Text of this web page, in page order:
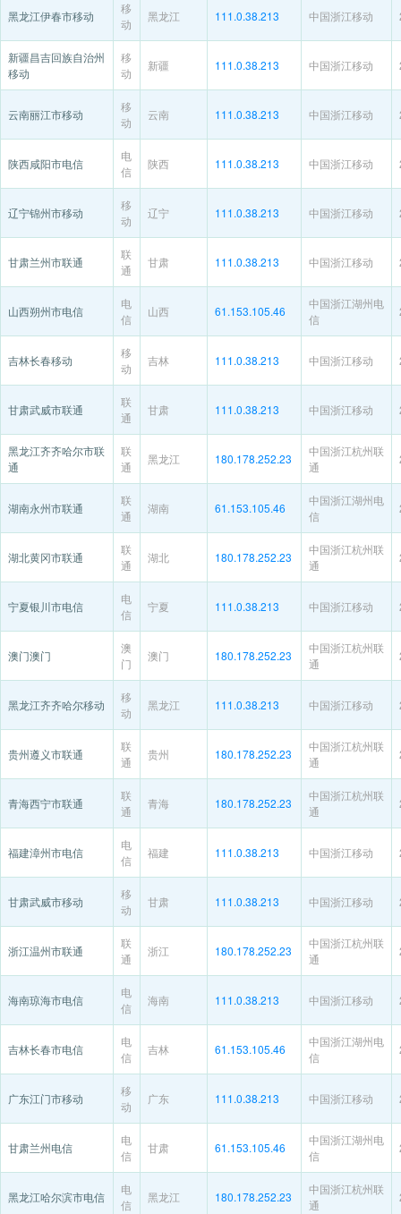
黑龙江伊春市移动
移
动
黑龙江 111.0.38.213 中国浙江移动
新疆昌吉回族自治州
移动
移
动
新疆 111.0.38.213 中国浙江移动
云南丽江市移动
移
动
云南 111.0.38.213 中国浙江移动
陕西咸阳市电信
电
信
陕西 111.0.38.213 中国浙江移动
辽宁锦州市移动
移
动
辽宁 111.0.38.213 中国浙江移动
甘肃兰州市联通
联
通
甘肃 111.0.38.213 中国浙江移动
山西朔州市电信
电
信
山西 61.153.105.46
中国浙江湖州电
信
吉林长春移动
移
动
吉林 111.0.38.213 中国浙江移动
甘肃武威市联通
联
通
甘肃 111.0.38.213 中国浙江移动
黑龙江齐齐哈尔市联
通
联
通
黑龙江 180.178.252.23
中国浙江杭州联
通
湖南永州市联通
联
通
湖南 61.153.105.46
中国浙江湖州电
信
湖北黄冈市联通
联
通
湖北 180.178.252.23
中国浙江杭州联
通
宁夏银川市电信
电
信
宁夏 111.0.38.213 中国浙江移动
澳门澳门
澳
门
澳门 180.178.252.23
中国浙江杭州联
通
黑龙江齐齐哈尔移动
移
动
黑龙江 111.0.38.213 中国浙江移动
贵州遵义市联通
联
通
贵州 180.178.252.23
中国浙江杭州联
通
青海西宁市联通
联
通
青海 180.178.252.23
中国浙江杭州联
通
福建漳州市电信
电
信
福建 111.0.38.213 中国浙江移动
甘肃武威市移动
移
动
甘肃 111.0.38.213 中国浙江移动
浙江温州市联通
联
通
浙江 180.178.252.23
中国浙江杭州联
通
海南琼海市电信
电
信
海南 111.0.38.213 中国浙江移动
吉林长春市电信
电
信
吉林 61.153.105.46
中国浙江湖州电
信
广东江门市移动
移
动
广东 111.0.38.213 中国浙江移动
甘肃兰州电信
电
信
甘肃 61.153.105.46
中国浙江湖州电
信
黑龙江哈尔滨市电信
电
信
黑龙江 180.178.252.23
中国浙江杭州联
通